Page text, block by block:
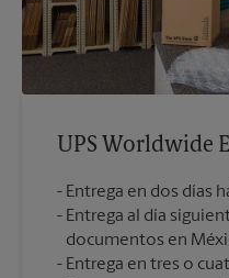
UPS Worldwide
Entrega en dos días
Entrega al día
documentos en
Entrega en tres o